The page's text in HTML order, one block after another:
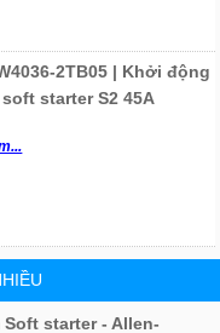
2TB05 | Khởi động
soft starter S2 45A
starter - Allen-